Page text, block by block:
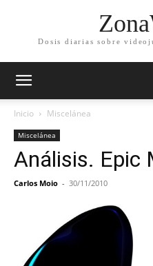
Dosis diarias sobre
Inicio Miscelánea
Miscelánea
Análisis. Epic
Carlos Moio - 30/11/2010